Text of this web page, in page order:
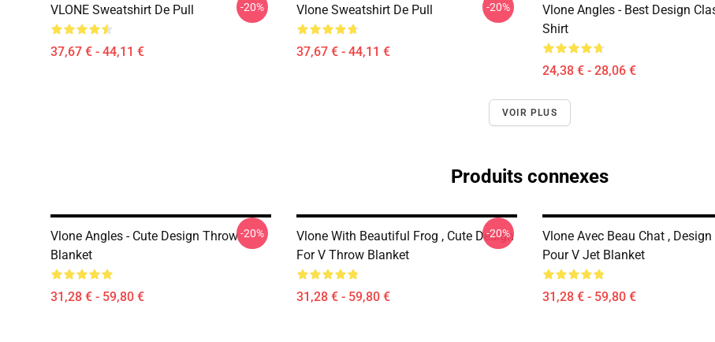
VLONE Sweatshirt De Pull
37,67 € - 44,11 €
-20% Vlone Sweatshirt De Pull
37,67 € - 44,11 €
-20%
Vlone Angles - Best Design
Shirt
24,38 € - 28,06 €
VOIR PLUS
Produits connexes
Vlone Angles - Cute Design Throw
Blanket
31,28 € - 59,80 €
-20%
Vlone With Beautiful Frog , Cute Design
For V Throw Blanket
31,28 € - 59,80 €
-20%
Vlone Avec Beau Chat , Design
Pour V Jet Blanket
31,28 € - 59,80 €